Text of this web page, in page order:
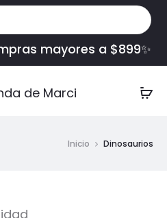
mayores a $899✨
Inicio Dinosaurios